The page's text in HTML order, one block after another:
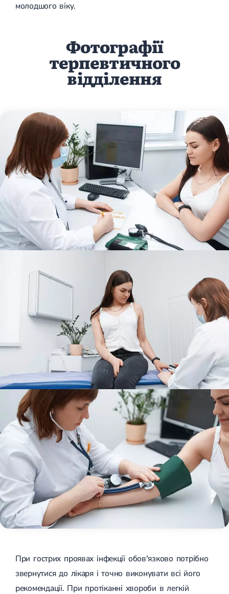
молодшого віку.
Фотографії
терпевтичного
відділення
При гострих проявах інфекції обов'язково потрібно
звернутися до лікаря і точно виконувати всі його
рекомендації. При протіканні хвороби в легкій